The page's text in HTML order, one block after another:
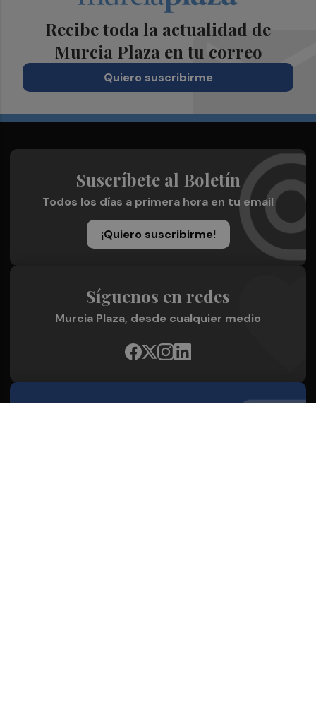
Recibe toda la actualidad de
Murcia Plaza en tu correo
Quiero suscribirme
Suscríbete al Boletín
Todos los días a primera hora en tu email
¡Quiero suscribirme!
Síguenos en redes
Murcia Plaza, desde cualquier medio